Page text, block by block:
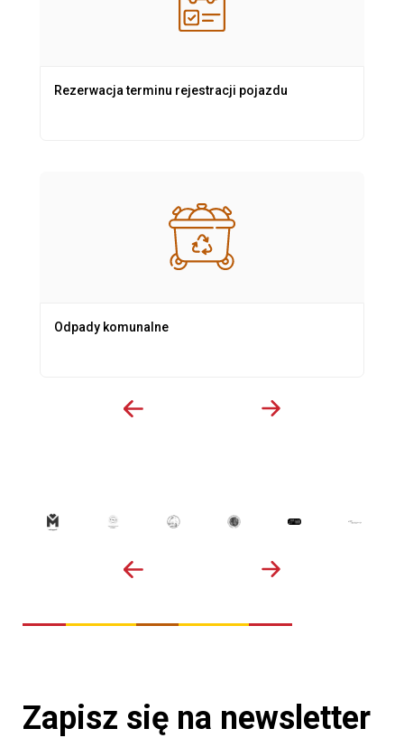
Rezerwacja terminu rejestracji pojazdu
Odpady komunalne
Zapisz się na newsletter